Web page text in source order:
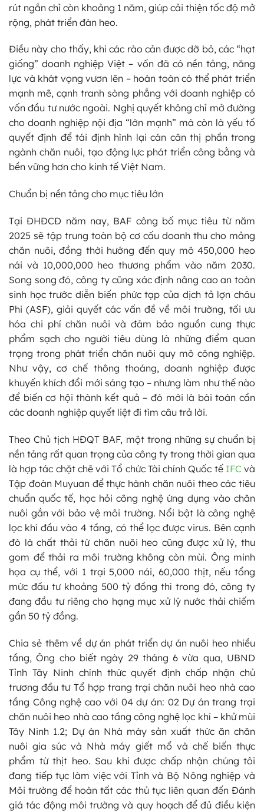
rút ngắn chỉ còn khoảng 1 năm, giúp cải thiện tốc độ mở
rộng, phát triển đàn heo.
Điều này cho thấy, khi các rào cản được dỡ bỏ, các “hạt
giống” doanh nghiệp Việt – vốn đã có nền tảng, năng
lực và khát vọng vươn lên – hoàn toàn có thể phát triển
mạnh mẽ, cạnh tranh sòng phẳng với doanh nghiệp có
vốn đầu tư nước ngoài. Nghị quyết không chỉ mở đường
cho doanh nghiệp nội địa “lớn mạnh” mà còn là yếu tố
quyết định để tái định hình lại cán cân thị phần trong
ngành chăn nuôi, tạo động lực phát triển công bằng và
bền vững hơn cho kinh tế Việt Nam.
Chuẩn bị nền tảng cho mục tiêu lớn
Tại ĐHĐCĐ năm nay, BAF công bố mục tiêu từ năm
2025 sẽ tập trung toàn bộ cơ cấu doanh thu cho mảng
chăn nuôi, đồng thời hướng đến quy mô 450,000 heo
nái và 10,000,000 heo thương phẩm vào năm 2030.
Song song đó, công ty cũng xác định nâng cao an toàn
sinh học trước diễn biến phức tạp của dịch tả lợn châu
Phi (ASF), giải quyết các vấn đề về môi trường, tối ưu
hóa chi phí chăn nuôi và đảm bảo nguồn cung thực
phẩm sạch cho người tiêu dùng là những điểm quan
trọng trong phát triển chăn nuôi quy mô công nghiệp.
Như vậy, cơ chế thông thoáng, doanh nghiệp được
khuyến khích đổi mới sáng tạo – nhưng làm như thế nào
để biến cơ hội thành kết quả – đó mới là bài toán cần
các doanh nghiệp quyết liệt đi tìm câu trả lời.
Theo Chủ tịch HĐQT BAF, một trong những sự chuẩn bị
nền tảng rất quan trọng của công ty trong thời gian qua
là hợp tác chặt chẽ với Tổ chức Tài chính Quốc tế IFC và
Tập đoàn Muyuan để thực hành chăn nuôi theo các tiêu
chuẩn quốc tế, học hỏi công nghệ ứng dụng vào chăn
nuôi gắn với bảo vệ môi trường. Nổi bật là công nghệ
lọc khí đầu vào 4 tầng, có thể lọc được virus. Bên cạnh
đó là chất thải từ chăn nuôi heo cũng được xử lý, thu
gom để thải ra môi trường không còn mùi. Ông minh
họa cụ thể, với 1 trại 5,000 nái, 60,000 thịt, nếu tổng
mức đầu tư khoảng 500 tỷ đồng thì trong đó, công ty
đang đầu tư riêng cho hạng mục xử lý nước thải chiếm
gần 50 tỷ đồng.
Chia sẻ thêm về dự án phát triển dự án nuôi heo nhiều
tầng, Ông cho biết ngày 29 tháng 6 vừa qua, UBND
Tỉnh Tây Ninh chính thức quyết định chấp nhận chủ
trương đầu tư Tổ hợp trang trại chăn nuôi heo nhà cao
tầng Công nghệ cao với 04 dự án: 02 Dự án trang trại
chăn nuôi heo nhà cao tầng công nghệ lọc khí – khử mùi
Tây Ninh 1.2; Dự án Nhà máy sản xuất thức ăn chăn
nuôi gia súc và Nhà máy giết mổ và chế biến thực
phẩm từ thịt heo. Sau khi được chấp nhận chúng tôi
đang tiếp tục làm việc với Tỉnh và Bộ Nông nghiệp và
Môi trường để hoàn tất các thủ tục liên quan đến Đánh
giá tác động môi trường và quy hoạch để đủ điều kiện